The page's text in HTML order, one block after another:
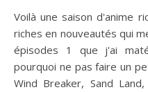
Voilà une saison d'anime riche en nouveautés et, surtout,
riches en nouveautés qui
épisodes 1 que j'ai
pourquoi ne pas faire un
Wind Breaker, Sand